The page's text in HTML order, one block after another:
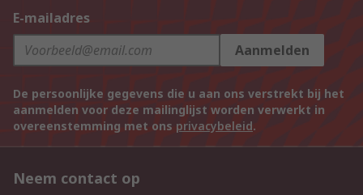
E-mailadres
Aanmelden
De persoonlijke gegevens die u aan ons verstrekt bij het
aanmelden voor deze mailinglijst worden verwerkt in
overeenstemming met ons privacybeleid.
Neem contact op